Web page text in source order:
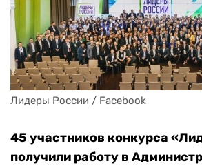
Лидеры России / Facebook
45 участников конкурса
получили работу в